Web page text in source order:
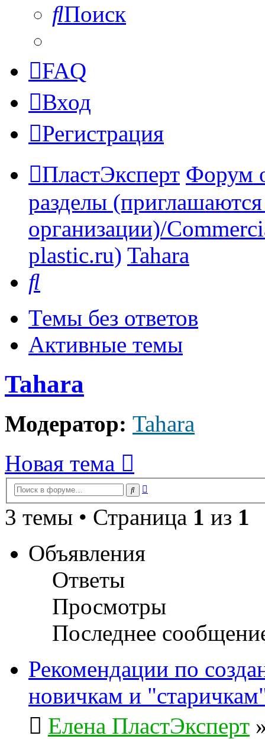
Поиск
FAQ
Вход
Регистрация
ПластЭксперт Форум
разделы
организации)/
plastic.ru) Tahara
Темы без ответов
Активные темы
Tahara
Модератор: Tahara
Новая тема
Поиск
3 темы • Страница 1 из 1
Объявления
Ответы
Просмотры
Последнее
Рекомендации по
новичкам и
Елена ПластЭксперт